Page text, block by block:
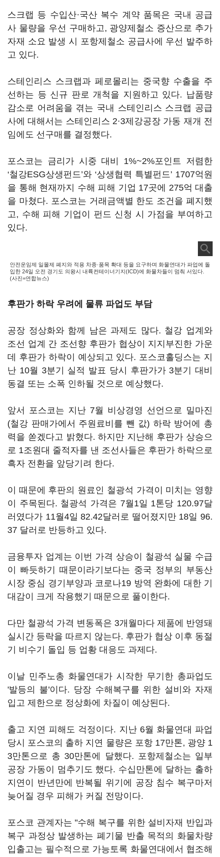
스크랩 등 수입산·국산 복수 계약 품목은 국내 공급
사 물량을 우선 구매하고, 광양제철소 증산으로 추가
자재 소요 발생 시 포항제철소 공급사에 우선 발주하
고 있다.
스테인리스 스크랩과 페로몰리는 중국향 수출을 주
선하는 등 신규 판로 개척을 지원하고 있다. 납품량
감소로 어려움을 겪는 국내 스테인리스 스크랩 공급
사에 대해서는 스테인리스 2·3제강공장 가동 재개 전
임에도 선구매를 결정했다.
포스코는 금리가 시중 대비 1%~2%포인트 저렴한
‘철강ESG상생펀드’와 ‘상생협력 특별펀드’ 1707억원
을 통해 현재까지 수해 피해 기업 17곳에 275억 대출
을 마쳤다. 포스코는 거래금액별 한도 조건을 폐지했
고, 수해 피해 기업이 펀드 신청 시 가점을 부여하고
있다.
안전운임제 일몰제 폐지와 적용 차종·품목 확대 등을 요구하며 화물연대가 파업에 돌
입한 24일 오전 경기도 의왕시 내륙컨테이너기지(ICD)에 화물차들이 멈춰 서있다.
(사진=연합뉴스)
후판가 하락 우려에 물류 파업도 부담
공장 정상화와 함께 남은 과제도 많다. 철강 업계와
조선 업계 간 조선향 후판가 협상이 지지부진한 가운
데 후판가 하락이 예상되고 있다. 포스코홀딩스는 지
난 10월 3분기 실적 발표 당시 후판가가 3분기 대비
동결 또는 소폭 인하될 것으로 예상했다.
앞서 포스코는 지난 7월 비상경영 선언으로 밀마진
(철강 판매가에서 주원료비를 뺀 값) 하락 방어에 총
력을 쏟겠다고 밝혔다. 하지만 지난해 후판가 상승으
로 1조원대 줄적자를 낸 조선사들은 후판가 하락으로
흑자 전환을 앞당기려 한다.
이 때문에 후판의 원료인 철광석 가격이 미치는 영향
이 주목된다. 철광석 가격은 7월1일 1톤당 120.97달
러였다가 11월4일 82.42달러로 떨어졌지만 18일 96.
37 달러로 반등하고 있다.
금융투자 업계는 이번 가격 상승이 철광석 실물 수급
이 빠듯하기 때문이라기보다는 중국 정부의 부동산
시장 중심 경기부양과 코로나19 방역 완화에 대한 기
대감이 크게 작용했기 때문으로 풀이한다.
다만 철광석 가격 변동폭은 3개월마다 제품에 반영돼
실시간 등락을 따르지 않는다. 후판가 협상 이후 동절
기 비수기 돌입 등 업황 대응도 과제다.
이날 민주노총 화물연대가 시작한 무기한 총파업도
'발등의 불'이다. 당장 수해복구를 위한 설비와 자재
입고 제한으로 정상화에 차질이 예상된다.
출고 지연 피해도 걱정이다. 지난 6월 화물연대 파업
당시 포스코의 출하 지연 물량은 포항 17만톤, 광양 1
3만톤으로 총 30만톤에 달했다. 포항제철소는 일부
공장 가동이 멈추기도 했다. 수십만톤에 달하는 출하
지연이 반년만에 반복될 위기에 공장 침수 복구마저
늦어질 경우 피해가 커질 전망이다.
포스코 관계자는 "수해 복구를 위한 설비자재 반입과
복구 과정상 발생하는 폐기물 반출 목적의 화물차량
입출고는 필수적으로 가능토록 화물연대에서 협조해